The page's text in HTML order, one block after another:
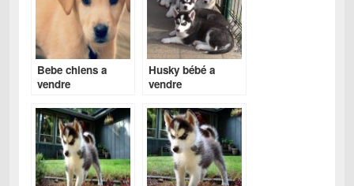
Bebe chiens a
vendre
Husky bébé a
vendre